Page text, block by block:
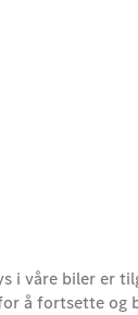
i våre biler er
å fortsette og